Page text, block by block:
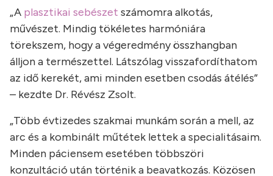
„A plasztikai sebészet számomra alkotás,
művészet. Mindig tökéletes harmóniára
törekszem, hogy a végeredmény összhangban
álljon a természettel. Látszólag visszafordíthatom
az idő kerekét, ami minden esetben csodás átélés”
– kezdte Dr. Révész Zsolt.
„Több évtizedes szakmai munkám során a mell, az
arc és a kombinált műtétek lettek a specialitásaim.
Minden páciensem esetében többszöri
konzultáció után történik a beavatkozás. Közösen